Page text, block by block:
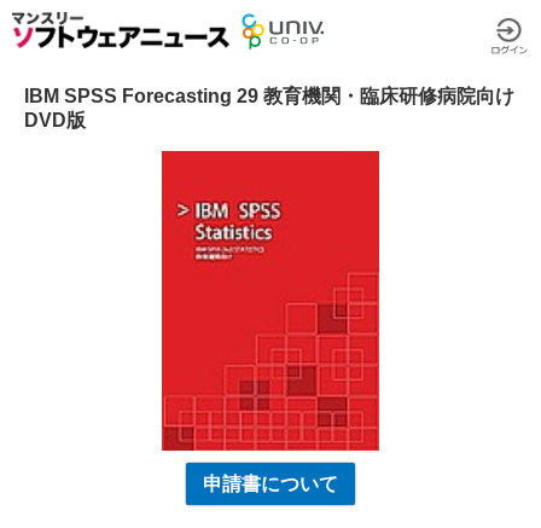
IBM SPSS Forecasting 29 教育機関・臨床研修病院向け
DVD版
申請書について